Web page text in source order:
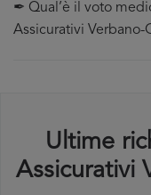
✒ Qual’è il voto
Assicurativi Verbano-
Ultime
Assicurativi